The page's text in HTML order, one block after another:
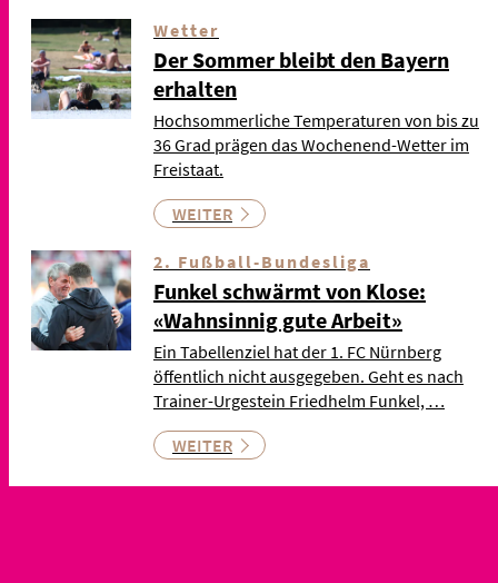
Wetter
Der Sommer bleibt den Bayern
erhalten
Hochsommerliche Temperaturen von bis zu
36 Grad prägen das Wochenend-Wetter im
Freistaat.
WEITER
2. Fußball-Bundesliga
Funkel schwärmt von Klose:
«Wahnsinnig gute Arbeit»
Ein Tabellenziel hat der 1. FC Nürnberg
öffentlich nicht ausgegeben. Geht es nach
Trainer-Urgestein Friedhelm Funkel, …
WEITER